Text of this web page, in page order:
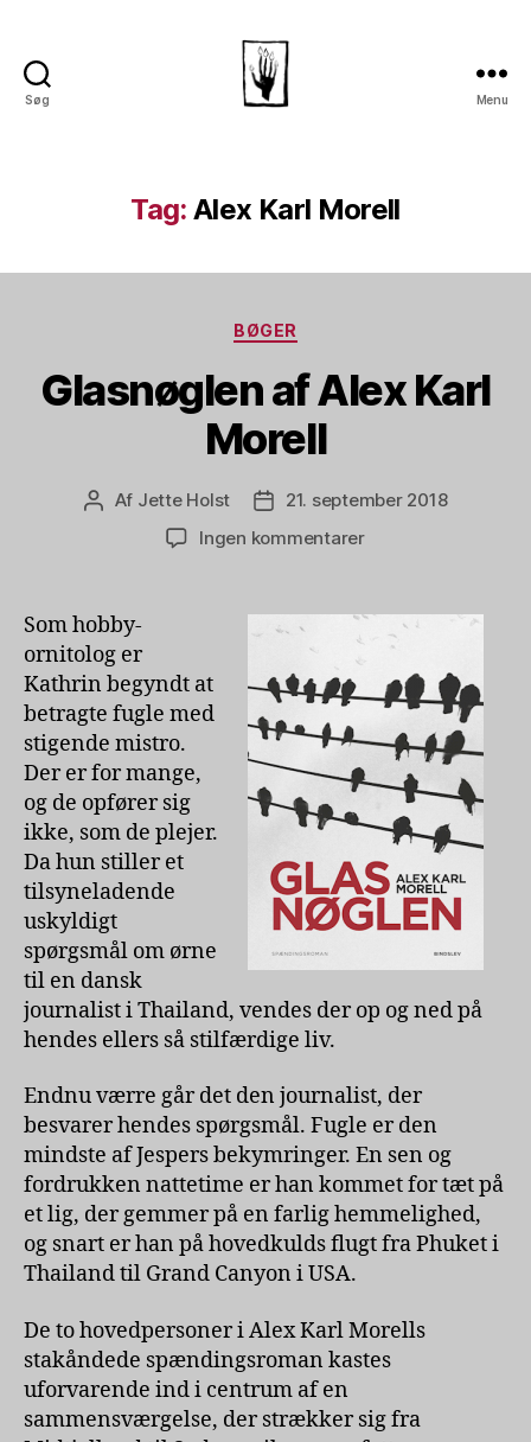
Søg Menu
Tag: Alex Karl Morell
Kategorier
BØGER
Glasnøglen af Alex Karl
Morell
Indlægsforfatter
Af Jette Holst Indlægsdato
21. september 2018
Ingen kommentarertil
Alex
Karl
Som hobby-
ornitolog er
Kathrin begyndt at
betragte fugle med
stigende mistro.
Der er for mange,
og de opfører sig
ikke, som de plejer.
Da hun stiller et
tilsyneladende
uskyldigt
spørgsmål om ørne
til en dansk
journalist i Thailand, vendes der op og ned på
hendes ellers så stilfærdige liv.
Endnu værre går det den journalist, der
besvarer hendes spørgsmål. Fugle er den
mindste af Jespers bekymringer. En sen og
fordrukken nattetime er han kommet for tæt på
et lig, der gemmer på en farlig hemmelighed,
og snart er han på hovedkulds flugt fra Phuket i
Thailand til Grand Canyon i USA.
De to hovedpersoner i Alex Karl Morells
stakåndede spændingsroman kastes
uforvarende ind i centrum af en
sammensværgelse, der strækker sig fra